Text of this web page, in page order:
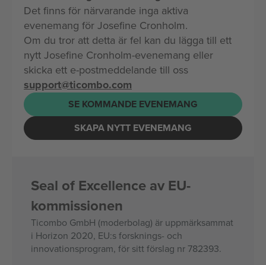
Det finns för närvarande inga aktiva
evenemang för Josefine Cronholm.
Om du tror att detta är fel kan du lägga till ett
nytt Josefine Cronholm-evenemang eller
skicka ett e-postmeddelande till oss
support@ticombo.com
SE KOMMANDE EVENEMANG
SKAPA NYTT EVENEMANG
Seal of Excellence av EU-
kommissionen
Ticombo GmbH (moderbolag) är uppmärksammat
i Horizon 2020, EU:s forsknings- och
innovationsprogram, för sitt förslag nr 782393.